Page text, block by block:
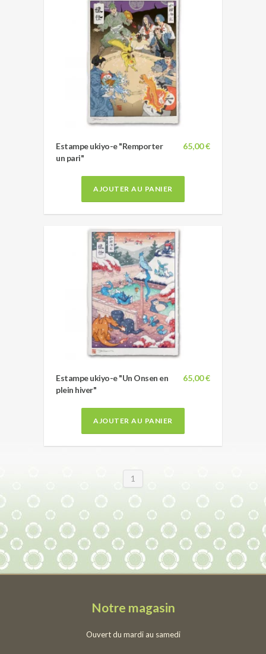
65,00 €
Estampe ukiyo-e "Remporter
un pari"
AJOUTER AU PANIER
65,00 €
Estampe ukiyo-e "Un Onsen en
plein hiver"
AJOUTER AU PANIER
1
Notre magasin
Ouvert du mardi au samedi